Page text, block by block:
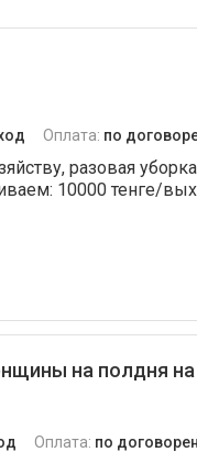
Оплата: по
разовая
10000 тенге/
на полдня на
Оплата: по